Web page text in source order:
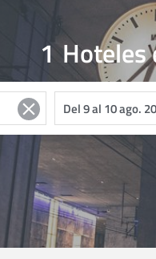
Hoteles
1